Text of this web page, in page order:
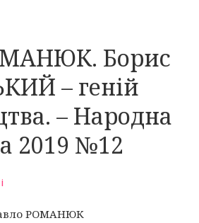
Борис
– геній
– Народна
2019 №12
РОМАНЮК